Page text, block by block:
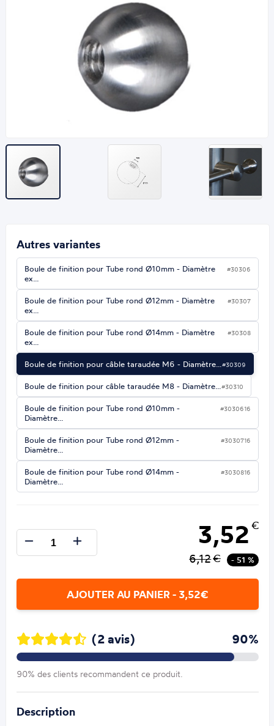
Autres variantes
Boule de finition pour Tube rond Ø10mm - Diamètre
ex…
#30306
Boule de finition pour Tube rond Ø12mm - Diamètre
ex…
#30307
Boule de finition pour Tube rond Ø14mm - Diamètre
ex…
#30308
Boule de finition pour câble taraudée M6 - Diamètre…#30309
Boule de finition pour câble taraudée M8 - Diamètre…#30310
Boule de finition pour Tube rond Ø10mm -
Diamètre…
#3030616
Boule de finition pour Tube rond Ø12mm -
Diamètre…
#3030716
Boule de finition pour Tube rond Ø14mm -
Diamètre…
#3030816
3,52 €
6,12€ - 51 %
AJOUTER AU PANIER - 3,52€
(2 avis) 90%
90% des clients recommandent ce produit.
Description